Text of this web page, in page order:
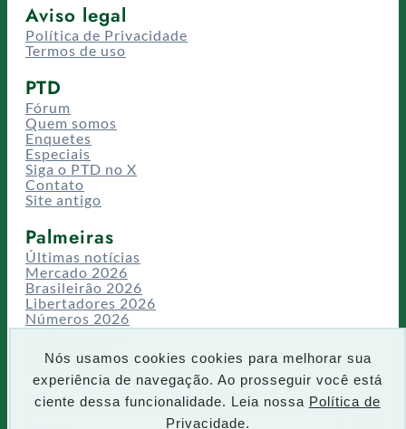
Nós usamos cookies cookies para melhorar sua
experiência de navegação. Ao prosseguir você está
ciente dessa funcionalidade. Leia nossa Política de
Privacidade.
Aviso legal
Política de Privacidade
Termos de uso
PTD
Fórum
Quem somos
Enquetes
Especiais
Siga o PTD no X
Contato
Site antigo
Palmeiras
Últimas notícias
Mercado 2026
Brasileirão 2026
Libertadores 2026
Números 2026
Campeonatos
CT/Centro de Excelência
Busca
P